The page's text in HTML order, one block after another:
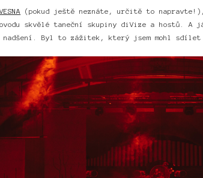
VESNA (pokud ještě neznáte, určitě to
skvělé taneční skupiny diVize a hostů.
Byl to zážitek, který jsem mohl